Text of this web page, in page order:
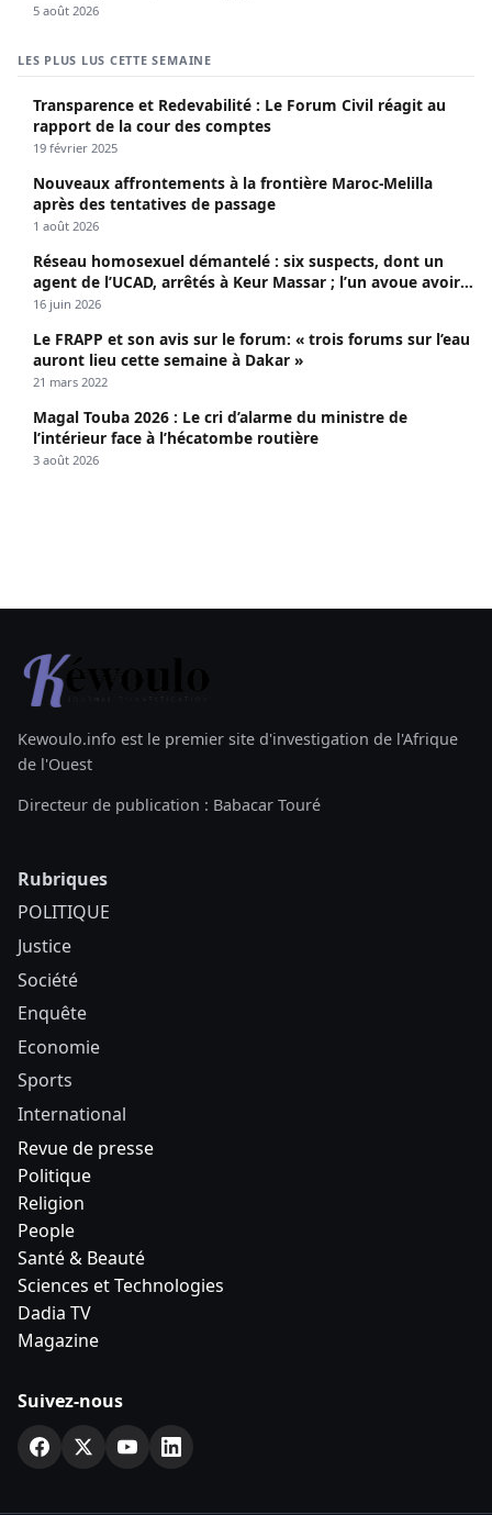
5 août 2026
LES PLUS LUS CETTE SEMAINE
Transparence et Redevabilité : Le Forum Civil réagit au
rapport de la cour des comptes
19 février 2025
Nouveaux affrontements à la frontière Maroc-Melilla
après des tentatives de passage
1 août 2026
Réseau homosexuel démantelé : six suspects, dont un
agent de l’UCAD, arrêtés à Keur Massar ; l’un avoue avoir
propagé le VIH depuis 2018
16 juin 2026
Le FRAPP et son avis sur le forum: « trois forums sur l’eau
auront lieu cette semaine à Dakar »
21 mars 2022
Magal Touba 2026 : Le cri d’alarme du ministre de
l’intérieur face à l’hécatombe routière
3 août 2026
Kewoulo.info est le premier site d'investigation de l'Afrique
de l'Ouest
Directeur de publication : Babacar Touré
Rubriques
POLITIQUE
Justice
Société
Enquête
Economie
Sports
International
Revue de presse
Politique
Religion
People
Santé & Beauté
Sciences et Technologies
Dadia TV
Magazine
Suivez-nous